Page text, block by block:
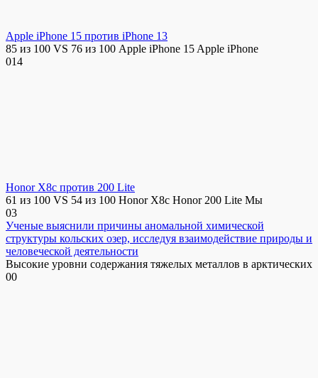
Apple iPhone 15 против iPhone 13
85 из 100 VS 76 из 100 Apple iPhone 15 Apple iPhone
014
Honor X8c против 200 Lite
61 из 100 VS 54 из 100 Honor X8c Honor 200 Lite Мы
03
Ученые выяснили причины аномальной химической
структуры кольских озер, исследуя взаимодействие природы и
человеческой деятельности
Высокие уровни содержания тяжелых металлов в арктических
00